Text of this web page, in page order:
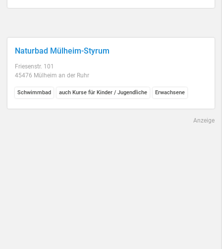
Naturbad Mülheim-Styrum
Friesenstr. 101
45476 Mülheim an der Ruhr
Schwimmbad auch Kurse für Kinder / Jugendliche Erwachsene
Anzeige